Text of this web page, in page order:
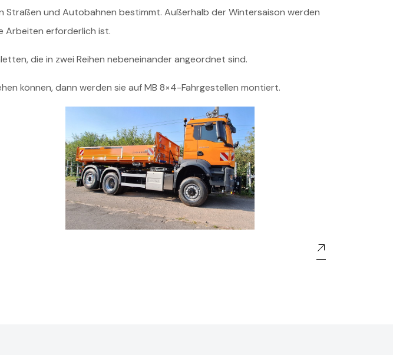
Straßen und Autobahnen bestimmt. Außerhalb der Wintersaison werden
Arbeiten erforderlich ist.
die in zwei Reihen nebeneinander angeordnet sind.
können, dann werden sie auf MB 8×4-Fahrgestellen montiert.